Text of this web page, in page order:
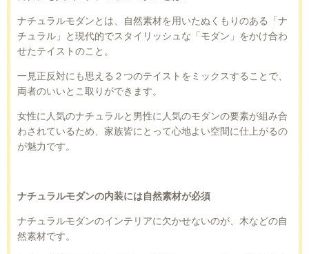
ナチュラルモダンとは、自然素材を用いたぬくもりのある「ナ
チュラル」と現代的でスタイリッシュな「モダン」をかけ合わ
せたテイストのこと。
一見正反対にも思える２つのテイストをミックスすることで、
両者のいいとこ取りができます。
女性に人気のナチュラルと男性に人気のモダンの要素が組み合
わされているため、家族皆にとって心地よい空間に仕上がるの
が魅力です。
ナチュラルモダンの内装には自然素材が必須
ナチュラルモダンのインテリアに欠かせないのが、木などの自
然素材です。